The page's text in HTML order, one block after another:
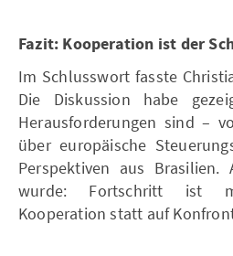
Fazit: Kooperation ist der
Im Schlusswort fasste
Die Diskussion habe
Herausforderungen sind –
über europäische
Perspektiven aus Brasilien.
wurde: Fortschritt ist
Kooperation statt auf